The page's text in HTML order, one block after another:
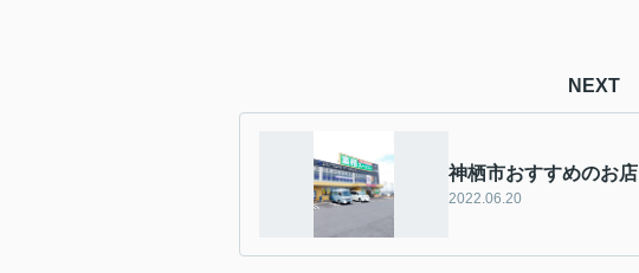
NEXT
神栖市おすすめのお店
2022.06.20